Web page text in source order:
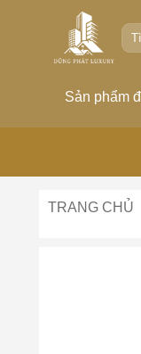
Tìm
Sản phẩm
TRANG CHỦ